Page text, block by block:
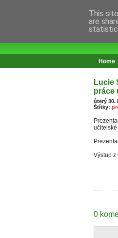
Home
Lucie
práce
úterý 30.
Štítky:
učitelské
Výstup z
0
This
are